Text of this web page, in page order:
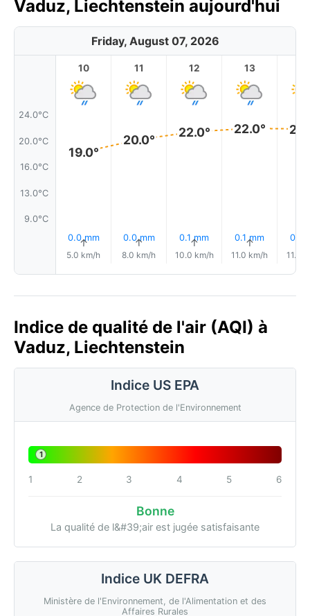
Vaduz, Liechtenstein aujourd'hui
Friday, August 07, 2026
24.0°C
20.0°C
16.0°C
13.0°C
9.0°C
10
19.0°
0.0 mm
↑
5.0 km/h
11
20.0°
0.0 mm
↑
8.0 km/h
12
22.0°
0.1 mm
↑
10.0 km/h
13
22.0°
0.1 mm
↑
11.0 km/h
0.1
11.0
Indice de qualité de l'air (AQI) à
Vaduz, Liechtenstein
Indice US EPA
Agence de Protection de l'Environnement
1
1 2 3 4 5 6
Bonne
La qualité de l&#39;air est jugée satisfaisante
Indice UK DEFRA
Ministère de l'Environnement, de l'Alimentation et des
Affaires Rurales